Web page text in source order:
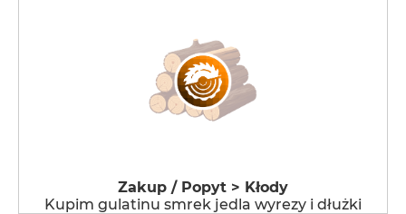
Zakup / Popyt > Kłody
Kupim gulatinu smrek jedla wyrezy i dłużki